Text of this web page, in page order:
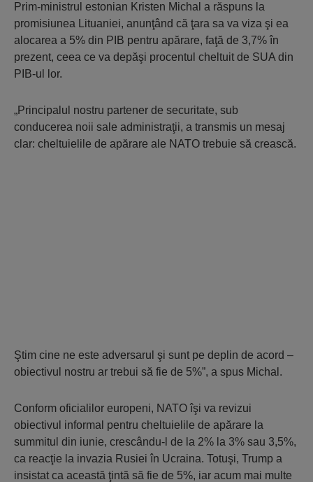
Prim-ministrul estonian Kristen Michal a răspuns la
promisiunea Lituaniei, anunţând că ţara sa va viza şi ea
alocarea a 5% din PIB pentru apărare, faţă de 3,7% în
prezent, ceea ce va depăşi procentul cheltuit de SUA din
PIB-ul lor.
„Principalul nostru partener de securitate, sub
conducerea noii sale administraţii, a transmis un mesaj
clar: cheltuielile de apărare ale NATO trebuie să crească.
Ştim cine ne este adversarul şi sunt pe deplin de acord –
obiectivul nostru ar trebui să fie de 5%”, a spus Michal.
Conform oficialilor europeni, NATO îşi va revizui
obiectivul informal pentru cheltuielile de apărare la
summitul din iunie, crescându-l de la 2% la 3% sau 3,5%,
ca reacţie la invazia Rusiei în Ucraina. Totuşi, Trump a
insistat ca această ţintă să fie de 5%, iar acum mai multe